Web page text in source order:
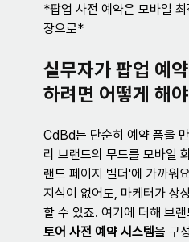
*팝업 사전 예약은 모바일
장으로*
실무자가 팝업 예
하려면 어떻게 해
CdBd는 단순히 예약 폼을
리 브랜드의 무드를 모바일
랜드 페이지 빌더'에 가까워
지식이 없어도, 마케터가 상
할 수 있죠. 여기에 더해 브
토어 사전 예약 시스템을 구